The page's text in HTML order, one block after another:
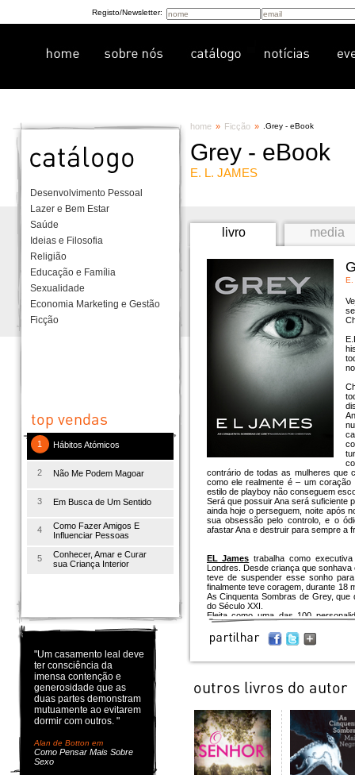
Registo/Newsletter:
Desenvolvimento Pessoal
Lazer e Bem Estar
Saúde
Ideias e Filosofia
Religião
Educação e Família
Sexualidade
Economia Marketing e Gestão
Ficção
1 Hábitos Atómicos
2 Não Me Podem Magoar
3 Em Busca de Um Sentido
4
Como Fazer Amigos E
Influenciar Pessoas
5
Conhecer, Amar e Curar
sua Criança Interior
"Um casamento leal deve
ter consciência da
imensa contenção e
generosidade que as
duas partes demonstram
mutuamente ao evitarem
dormir com outros. "
Alan de Botton em
Como Pensar Mais Sobre
Sexo
home » Ficção » Grey - eBook
Grey - eBook
E. L. JAMES
livro media
E.
contrário de todas as mulheres que
como ele realmente é – um
estilo de playboy não conseguem
Será que possuir Ana será suficiente
ainda hoje o perseguem, noite após
sua obsessão pelo controlo, e o
afastar Ana e destruir para sempre a
EL James trabalha como
Londres. Desde criança que
teve de suspender esse sonho
finalmente teve coragem, durante 18
As Cinquenta Sombras de Grey,
do Século XXI.
Eleita como uma das 100
James está actualmente a escrever